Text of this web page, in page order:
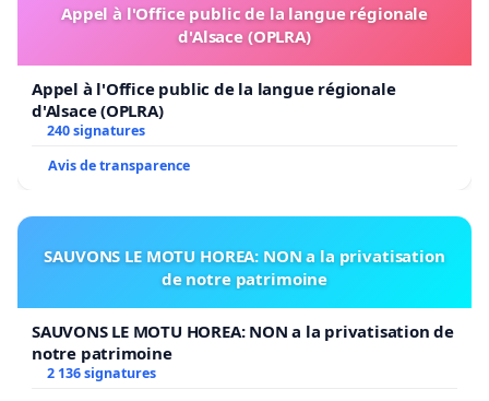
Appel à l'Office public de la langue régionale
d'Alsace (OPLRA)
Appel à l'Office public de la langue régionale
d'Alsace (OPLRA)
240 signatures
Avis de transparence
SAUVONS LE MOTU HOREA: NON a la privatisation
de notre patrimoine
SAUVONS LE MOTU HOREA: NON a la privatisation de
notre patrimoine
2 136 signatures